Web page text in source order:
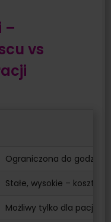
–
vs
Ograniczona do godzin
Stałe, wysokie – koszty
Możliwy tylko dla